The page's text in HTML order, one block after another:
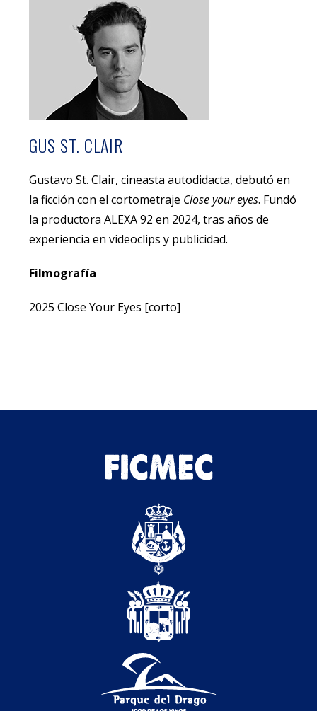
GUS ST. CLAIR
Gustavo St. Clair, cineasta autodidacta, debutó en
la ficción con el cortometraje Close your eyes. Fundó
la productora ALEXA 92 en 2024, tras años de
experiencia en videoclips y publicidad.
Filmografía
2025 Close Your Eyes [corto]